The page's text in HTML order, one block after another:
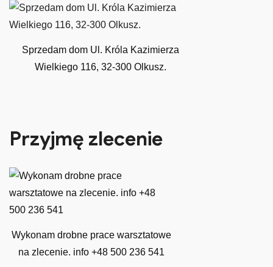
Sprzedam dom Ul. Króla Kazimierza
Wielkiego 116, 32-300 Olkusz.
Przyjmę zlecenie
Wykonam drobne prace warsztatowe
na zlecenie. info +48 500 236 541